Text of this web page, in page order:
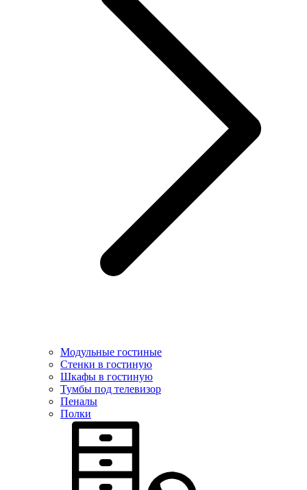
Модульные гостиные
Стенки в гостиную
Шкафы в гостиную
Тумбы под телевизор
Пеналы
Полки